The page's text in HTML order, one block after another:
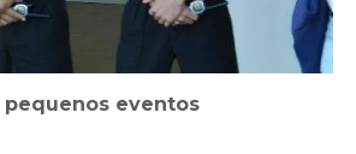
pequenos eventos